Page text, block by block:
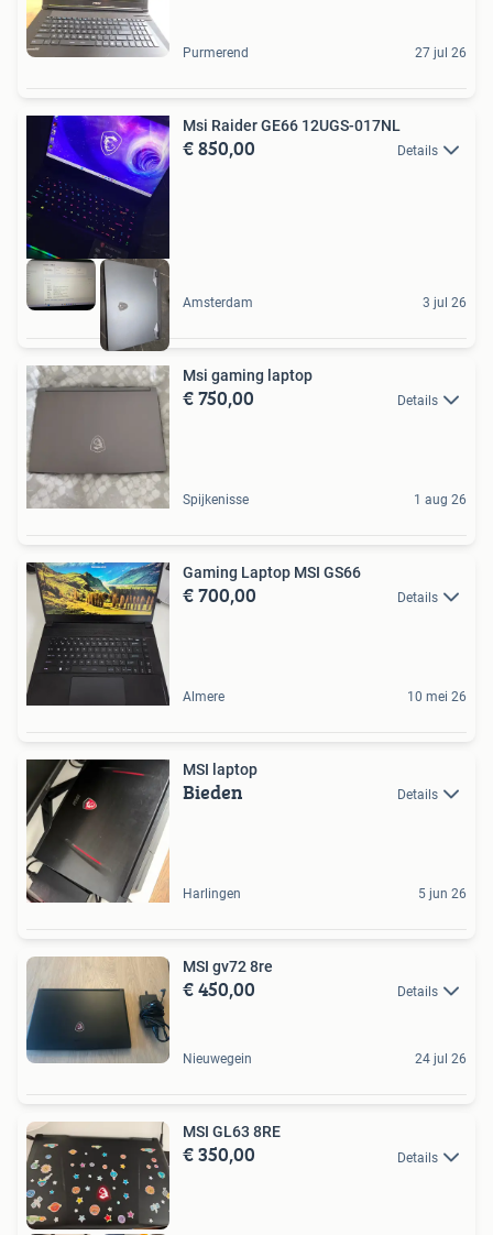
Purmerend 27 jul 26
Msi Raider GE66 12UGS-017NL
€ 850,00 Details
Amsterdam 3 jul 26
Msi gaming laptop
€ 750,00 Details
Spijkenisse 1 aug 26
Gaming Laptop MSI GS66
€ 700,00 Details
Almere 10 mei 26
MSI laptop
Bieden Details
Harlingen 5 jun 26
MSI gv72 8re
€ 450,00 Details
Nieuwegein 24 jul 26
MSI GL63 8RE
€ 350,00 Details